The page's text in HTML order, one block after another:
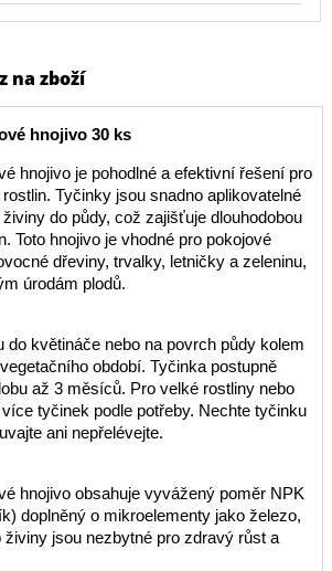
na zboží
hnojivo 30 ks
hnojivo je pohodlné a efektivní řešení pro
Tyčinky jsou snadno aplikovatelné
do půdy, což zajišťuje dlouhodobou
Toto hnojivo je vhodné pro pokojové
dřeviny, trvalky, letničky a zeleninu,
úrodám plodů.
do květináče nebo na povrch půdy kolem
období. Tyčinka postupně
až 3 měsíců. Pro velké rostliny nebo
tyčinek podle potřeby. Nechte tyčinku
ani nepřelévejte.
hnojivo obsahuje vyvážený poměr NPK
doplněný o mikroelementy jako železo,
jsou nezbytné pro zdravý růst a